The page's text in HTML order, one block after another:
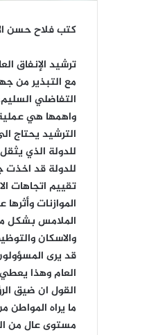
كتب فلاح حسن
ترشيد الإنفاق
مع التبذير من
التفاضلي
واهمها هي
الترشيد يحتاج
للدولة الذي
للدولة قد
تقييم اتجاهات
الموازنات
الملامس بشكل
والاسكان
قد يرى
العام وهذا
القول ان ضيق
ما يراه
مستوى عال من